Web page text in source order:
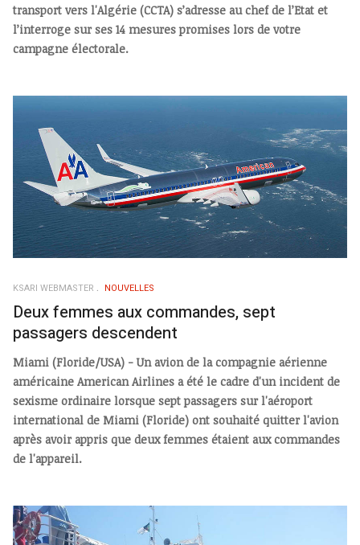
transport vers l'Algérie (CCTA) s’adresse au chef de l’Etat et
l’interroge sur ses 14 mesures promises lors de votre
campagne électorale.
KSARI WEBMASTER NOUVELLES
Deux femmes aux commandes, sept
passagers descendent
Miami (Floride/USA) - Un avion de la compagnie aérienne
américaine American Airlines a été le cadre d'un incident de
sexisme ordinaire lorsque sept passagers sur l'aéroport
international de Miami (Floride) ont souhaité quitter l'avion
après avoir appris que deux femmes étaient aux commandes
de l'appareil.